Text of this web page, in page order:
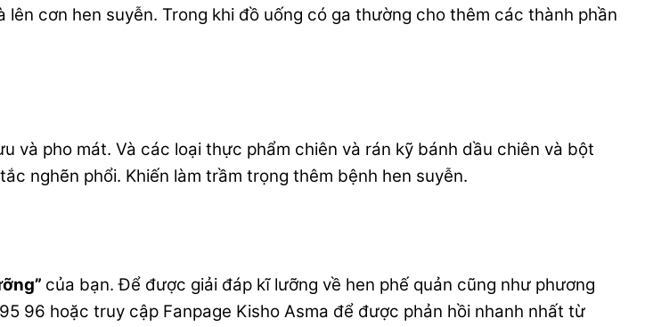
cơn hen suyễn. Trong khi đồ uống có ga thường cho thêm các thành phần
và pho mát. Và các loại thực phẩm chiên và rán kỹ bánh dầu chiên và bột
nghẽn phổi. Khiến làm trầm trọng thêm bệnh hen suyễn.
của bạn. Để được giải đáp kĩ lưỡng về hen phế quản cũng như phương
96 hoặc truy cập Fanpage Kisho Asma để được phản hồi nhanh nhất từ